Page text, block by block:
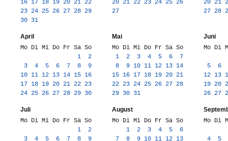
16 17 18 19 20 21 22
23 24 25 26 27 28 29
30 31
20 21 22 23 24 25 26
27
20 21
27 28
April
Mo Di Mi Do Fr Sa So
1
2
3
4 5 6 7 8
9
10 11 12 13 14 15 16
17 18 19 20 21 22 23
24 25 26 27 28 29 30
Mai
Mo Di Mi Do Fr Sa So
1
2 3 4 5 6
7
8
9 10 11 12 13 14
15 16 17 18 19 20 21
22 23 24 25 26 27 28
29 30 31
Juni
Mo Di
5 6
12 13
19 20
26 27
Juli
Mo Di Mi Do Fr Sa So
1
2
3
4 5 6 7 8
9
August
Mo Di Mi Do Fr Sa So
1
2 3 4 5
6
7
8 9 10 11 12 13
Mo Di
4 5